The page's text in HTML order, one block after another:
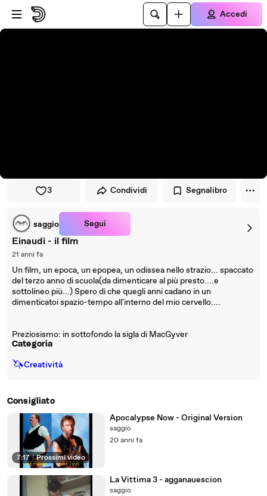
Vai al lettore
Passa al contenuto principale
Accedi
3 Condividi Segnalibro
saggio Segui
Einaudi - il film
21 anni fa
Un film, un epoca, un epopea, un odissea nello strazio... spaccato
del terzo anno di scuola(da dimenticare al più presto....e
sottolineo più...) Spero di che quegli anni cadano in un
dimenticatoi spazio-tempo all'interno del mio cervello....
Preziosismo: in sottofondo la sigla di MacGyver
Categoria
🦄Creatività
Consigliato
7:17 | Prossimi video
Apocalypse Now - Original Version
saggio
20 anni fa
La Vittima 3 - agganauescion
saggio